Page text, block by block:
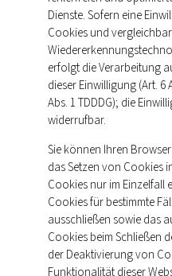
Dienste. Sofern eine
Cookies und
erfolgt die Verarbeitung
dieser Einwilligung (Art. 6
Abs. 1 TDDDG); die
widerrufbar.
Sie können Ihren
das Setzen von Cookies
Cookies nur im Einzelfall
Cookies für bestimmte
ausschließen sowie das
Cookies beim Schließen
der Deaktivierung von
Funktionalität dieser